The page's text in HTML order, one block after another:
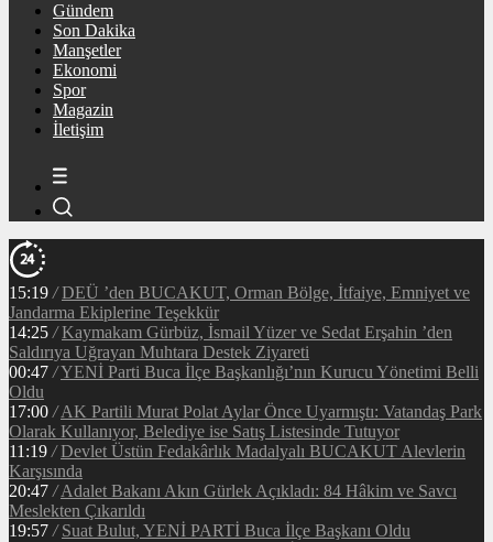
Gündem
Son Dakika
Manşetler
Ekonomi
Spor
Magazin
İletişim